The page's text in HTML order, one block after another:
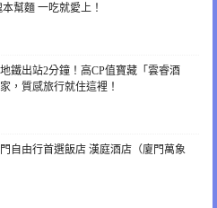
幫麵 一吃就愛上！
鐵出站2分鐘！高CP值寶藏「雲睿酒
，質感旅行就住這裡！
自由行首選飯店 漢庭酒店（廈門萬象